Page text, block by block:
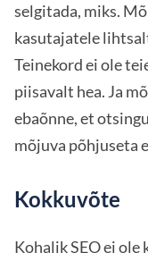
selgitada, miks.
kasutajatele
Teinekord ei ole
piisavalt hea. Ja
ebaõnne, et
mõjuva põhjuseta
Kokkuvõte
Kohalik SEO ei